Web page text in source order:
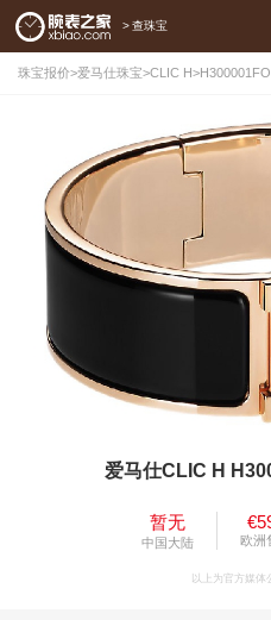
> 查珠宝
珠宝报价>爱马仕珠宝>CLIC H>
爱马仕CLIC H
暂无
中国大陆 欧洲
以上为官方媒体